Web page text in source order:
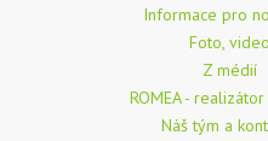
Informace pro
Foto, video
Z médií
ROMEA -
Náš tým a